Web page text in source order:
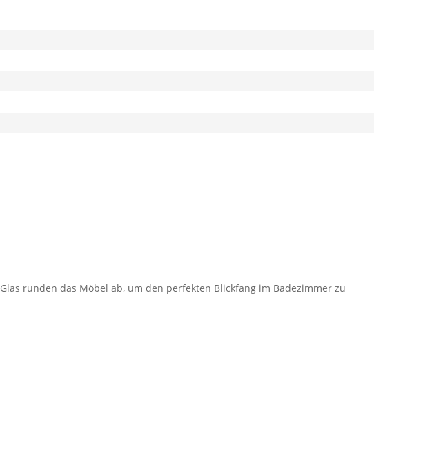
runden das Möbel ab, um den perfekten Blickfang im Badezimmer zu